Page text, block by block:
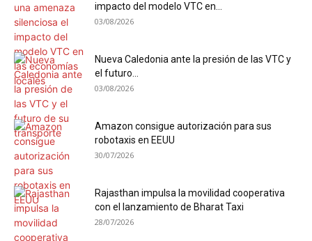
impacto del modelo VTC en...
03/08/2026
Nueva Caledonia ante la presión de las VTC y
el futuro...
03/08/2026
Amazon consigue autorización para sus
robotaxis en EEUU
30/07/2026
Rajasthan impulsa la movilidad cooperativa
con el lanzamiento de Bharat Taxi
28/07/2026